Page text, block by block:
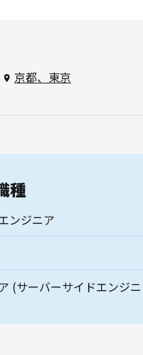
京都、東京
種
ンジニア
(サーバーサイドエンジ